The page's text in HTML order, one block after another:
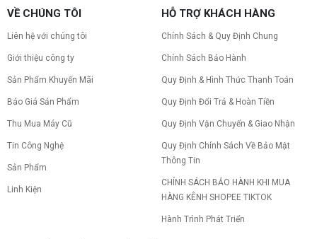
VỀ CHÚNG TÔI
Liên hệ với chúng tôi
Giới thiệu công ty
Sản Phẩm Khuyến Mãi
Báo Giá Sản Phẩm
Thu Mua Máy Cũ
Tin Công Nghệ
Sản Phẩm
Linh Kiện
HỖ TRỢ KHÁCH HÀNG
Chính Sách & Quy Định Chung
Chính Sách Bảo Hành
Quy Định & Hình Thức Thanh Toán
Quy Định Đổi Trả & Hoàn Tiền
Quy Định Vận Chuyển & Giao Nhận
Quy Định Chính Sách Về Bảo Mật
Thông Tin
CHÍNH SÁCH BẢO HÀNH KHI MUA
HÀNG KÊNH SHOPEE TIKTOK
Hành Trình Phát Triển